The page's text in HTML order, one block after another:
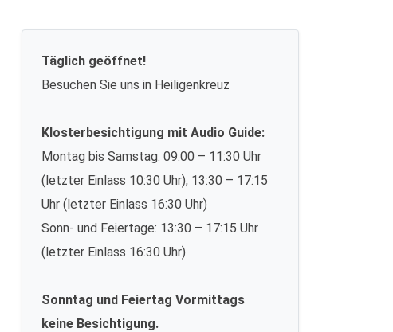
Täglich geöffnet!
Besuchen Sie uns in Heiligenkreuz
Klosterbesichtigung mit Audio Guide:
Montag bis Samstag: 09:00 – 11:30 Uhr
(letzter Einlass 10:30 Uhr), 13:30 – 17:15
Uhr (letzter Einlass 16:30 Uhr)
Sonn- und Feiertage: 13:30 – 17:15 Uhr
(letzter Einlass 16:30 Uhr)
Sonntag und Feiertag Vormittags
keine Besichtigung.